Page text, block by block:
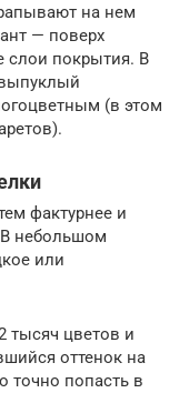
на нем
— поверх
слои покрытия. В
выпуклый
(в этом
фактурнее и
В небольшом
или
тысяч цветов и
оттенок на
точно попасть в